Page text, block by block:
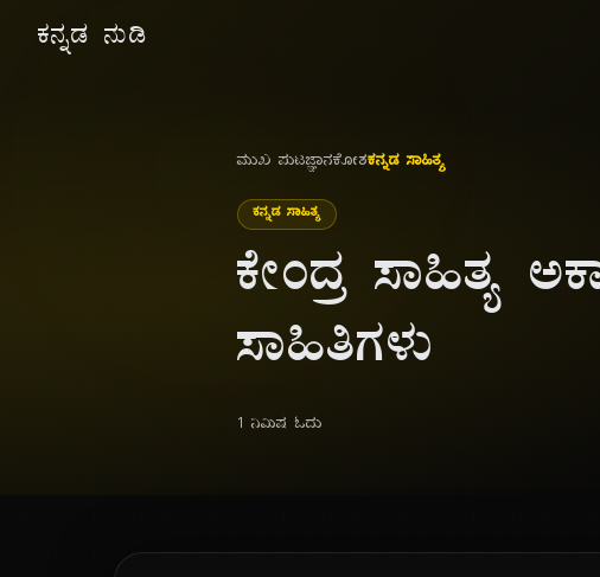
ಕನ್ನಡ ನುಡಿ
ಮುಖ ಪುಟಜ್ಞಾನಕೋಶಕನ್ನಡ ಸಾಹಿತ್ಯ
ಕನ್ನಡ ಸಾಹಿತ್ಯ
ಕೇಂದ್ರ ಸಾಹಿತ್ಯ
ಸಾಹಿತಿಗಳು
1 ನಿಮಿಷ ಓದು